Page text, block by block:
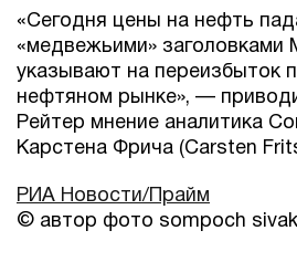
«Сегодня цены на нефть
«медвежьими»
указывают на переизбыток
нефтяном рынке», —
Рейтер мнение аналитика
Карстена Фрича (Carsten
РИА Новости/Прайм
© автор фото sompoch